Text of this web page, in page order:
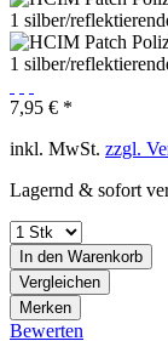
7,95 € *
inkl. MwSt. zzgl.
Lagernd & sofort
In den Warenkorb
Vergleichen
Merken
Bewerten